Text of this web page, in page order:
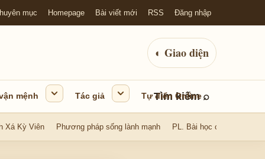
mục Homepage Bài viết mới RSS Đăng nhập
◐ Giao diện
mệnh Tác giả Tự điển Online
Tìm kiếm⌕
Xá Kỳ Viên Phương pháp sống lành mạnh PL. Bài học cuộc sống